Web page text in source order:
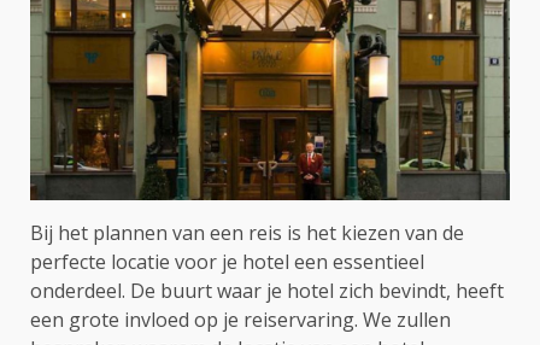
Bij het plannen van een reis is het kiezen van de
perfecte locatie voor je hotel een essentieel
onderdeel. De buurt waar je hotel zich bevindt, heeft
een grote invloed op je reiservaring. We zullen